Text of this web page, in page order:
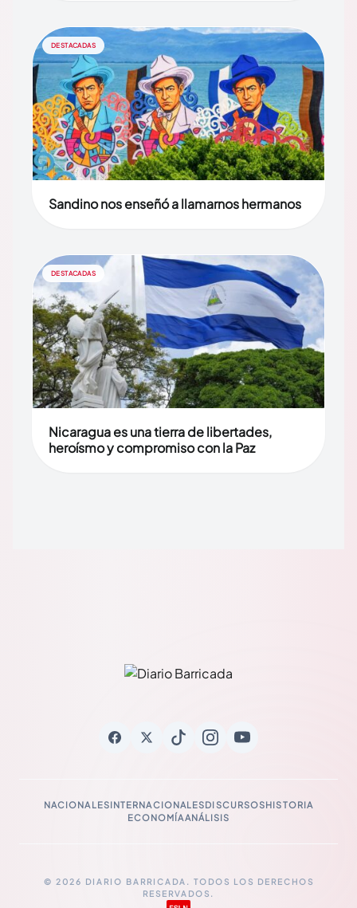
DESTACADAS
Sandino nos enseñó a llamarnos hermanos
DESTACADAS
Nicaragua es una tierra de libertades,
heroísmo y compromiso con la Paz
NACIONALESINTERNACIONALESDISCURSOSHISTORIA
ECONOMÍAANÁLISIS
© 2026 DIARIO BARRICADA. TODOS LOS DERECHOS
RESERVADOS.